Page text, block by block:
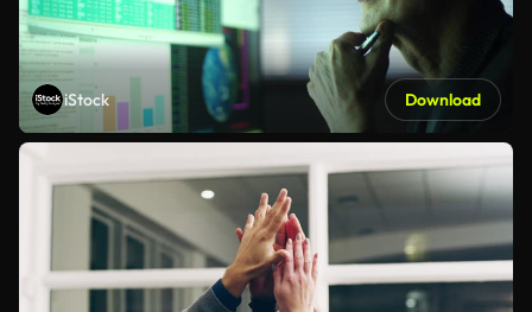
iStock Download